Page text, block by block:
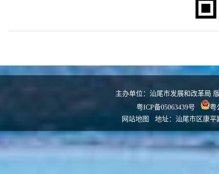
主办单位：汕尾市发展和改革局
粤ICP备05063439号
粤
网站地图
地址：汕尾市区康平